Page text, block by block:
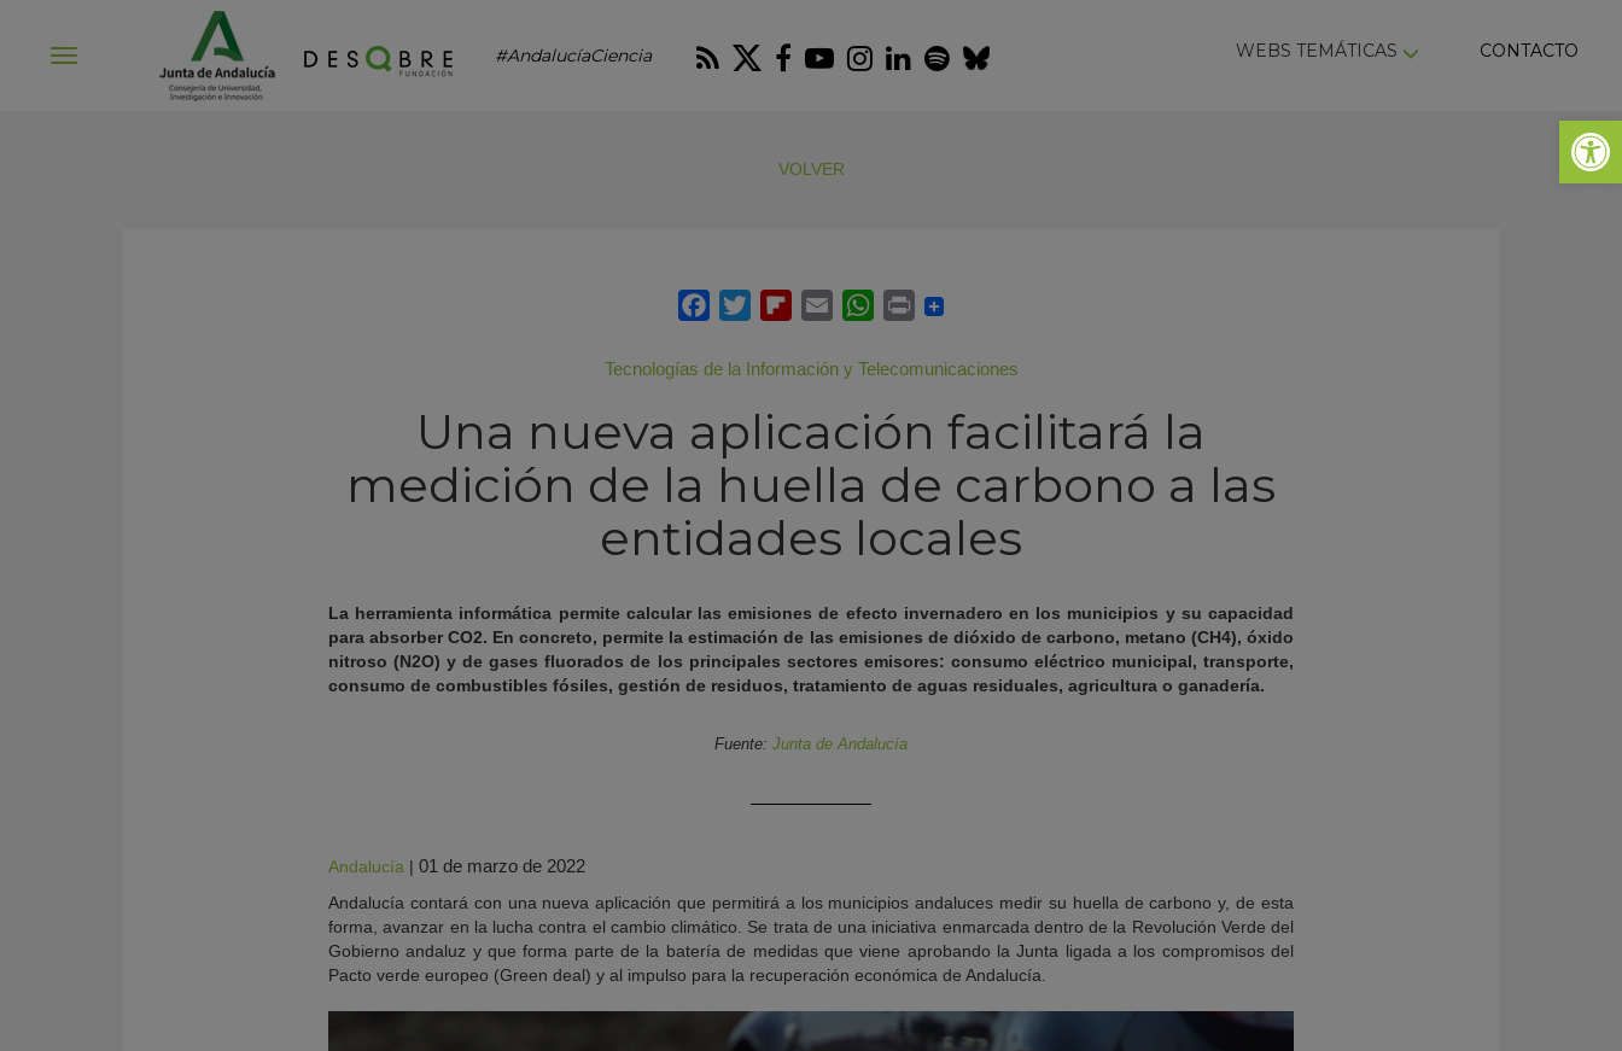
Abrir
#AndalucíaCiencia RSS Twitter
Facebook
Youtube
Instagram
LinkedIn
Spotify
Bluesky WEBS TEMÁTICAS CONTACTO
VOLVER
Tecnologías de la Información y Telecomunicaciones
Una nueva aplicación facilitará la
medición de la huella de carbono a las
entidades locales
La herramienta informática permite calcular las emisiones de efecto invernadero en los municipios y su capacidad
para absorber CO2. En concreto, permite la estimación de las emisiones de dióxido de carbono, metano (CH4), óxido
nitroso (N2O) y de gases fluorados de los principales sectores emisores: consumo eléctrico municipal, transporte,
consumo de combustibles fósiles, gestión de residuos, tratamiento de aguas residuales, agricultura o ganadería.
Fuente: Junta de Andalucía
Andalucía | 01 de marzo de 2022
Andalucía contará con una nueva aplicación que permitirá a los municipios andaluces medir su huella de carbono y, de esta
forma, avanzar en la lucha contra el cambio climático. Se trata de una iniciativa enmarcada dentro de la Revolución Verde del
Gobierno andaluz y que forma parte de la batería de medidas que viene aprobando la Junta ligada a los compromisos del
Pacto verde europeo (Green deal) y al impulso para la recuperación económica de Andalucía.